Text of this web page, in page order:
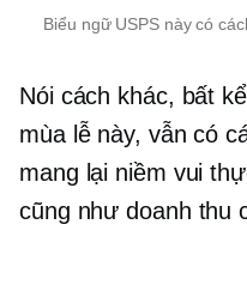
Biểu ngữ USPS này có
Nói cách khác, bất
mùa lễ này, vẫn có
mang lại niềm vui
cũng như doanh thu